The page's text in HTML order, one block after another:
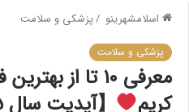
اسلامشهرینو /پزشکی و سلامت
پزشکی و سلامت
معرفی 10 تا از
کریم
【آپدیت سال 1405】